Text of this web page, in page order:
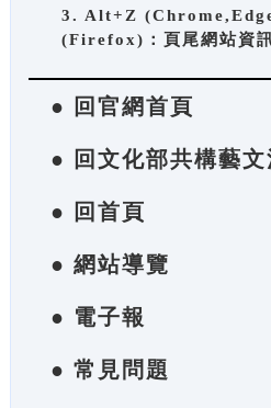
3. Alt+Z
(Firefox)：頁尾網站資訊
● 回官網首頁
● 回文化部共構藝
● 回首頁
● 網站導覽
● 電子報
● 常見問題